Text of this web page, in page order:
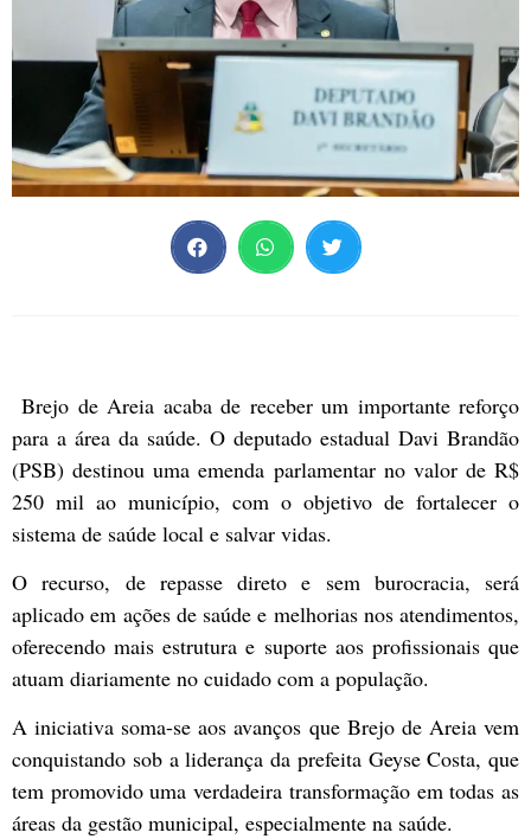
Brejo de Areia acaba de receber um importante reforço
para a área da saúde. O deputado estadual Davi Brandão
(PSB) destinou uma emenda parlamentar no valor de R$
250 mil ao município, com o objetivo de fortalecer o
sistema de saúde local e salvar vidas.
O recurso, de repasse direto e sem burocracia, será
aplicado em ações de saúde e melhorias nos atendimentos,
oferecendo mais estrutura e suporte aos profissionais que
atuam diariamente no cuidado com a população.
A iniciativa soma-se aos avanços que Brejo de Areia vem
conquistando sob a liderança da prefeita Geyse Costa, que
tem promovido uma verdadeira transformação em todas as
áreas da gestão municipal, especialmente na saúde.